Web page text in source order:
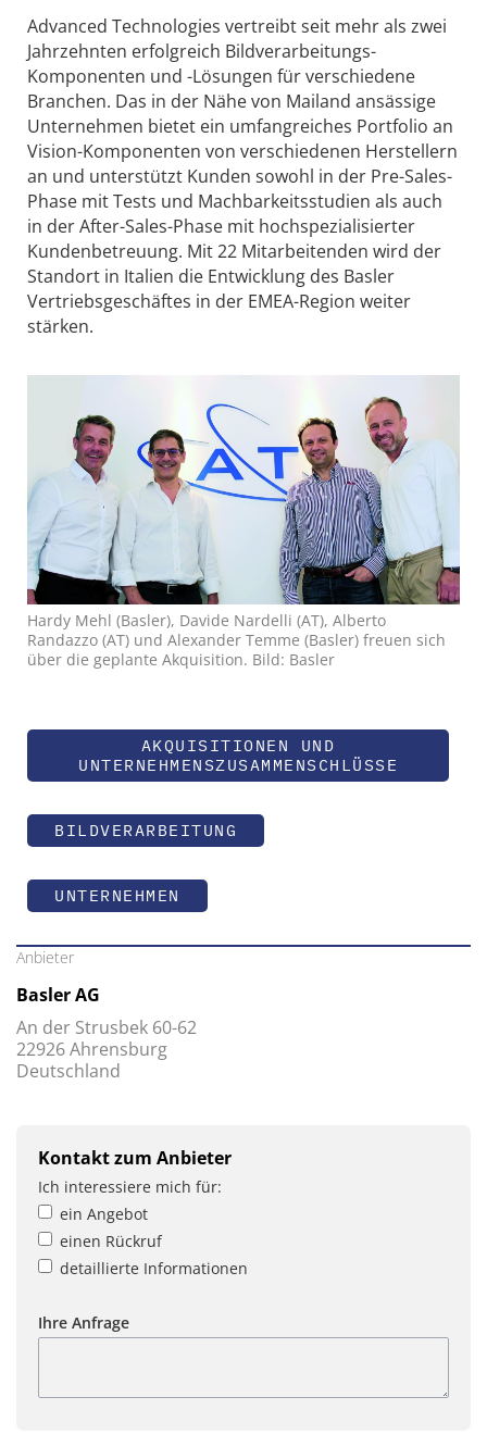
Advanced Technologies vertreibt seit mehr als zwei
Jahrzehnten erfolgreich Bildverarbeitungs-
Komponenten und -Lösungen für verschiedene
Branchen. Das in der Nähe von Mailand ansässige
Unternehmen bietet ein umfangreiches Portfolio an
Vision-Komponenten von verschiedenen Herstellern
an und unterstützt Kunden sowohl in der Pre-Sales-
Phase mit Tests und Machbarkeitsstudien als auch
in der After-Sales-Phase mit hochspezialisierter
Kundenbetreuung. Mit 22 Mitarbeitenden wird der
Standort in Italien die Entwicklung des Basler
Vertriebsgeschäftes in der EMEA-Region weiter
stärken.
Hardy Mehl (Basler), Davide Nardelli (AT), Alberto
Randazzo (AT) und Alexander Temme (Basler) freuen sich
über die geplante Akquisition. Bild: Basler
AKQUISITIONEN UND
UNTERNEHMENSZUSAMMENSCHLÜSSE
BILDVERARBEITUNG
UNTERNEHMEN
Anbieter
Basler AG
An der Strusbek 60-62
22926 Ahrensburg
Deutschland
Kontakt zum Anbieter
Ich interessiere mich für:
ein Angebot
einen Rückruf
detaillierte Informationen
Ihre Anfrage